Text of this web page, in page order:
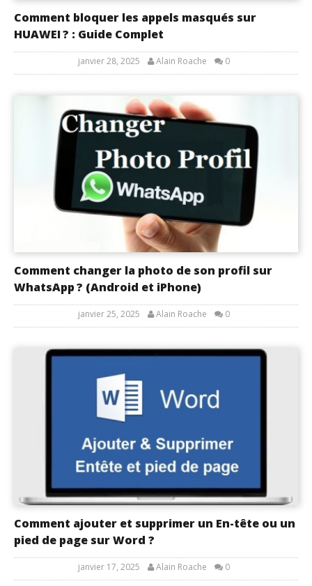
Comment bloquer les appels masqués sur
HUAWEI ? : Guide Complet
janvier 28, 2025 Alain Roache 0
Comment changer la photo de son profil sur
WhatsApp ? (Android et iPhone)
janvier 25, 2025 Alain Roache 0
Comment ajouter et supprimer un En-tête ou un
pied de page sur Word ?
janvier 17, 2025 Alain Roache 0